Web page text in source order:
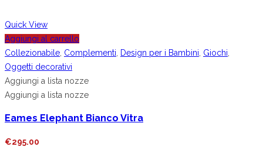
Quick View
Aggiungi al carrello
Collezionabile Complementi Design per i Bambini Giochi
Oggetti decorativi
Aggiungi a lista nozze
Aggiungi a lista nozze
Eames Elephant Bianco Vitra
€295.00